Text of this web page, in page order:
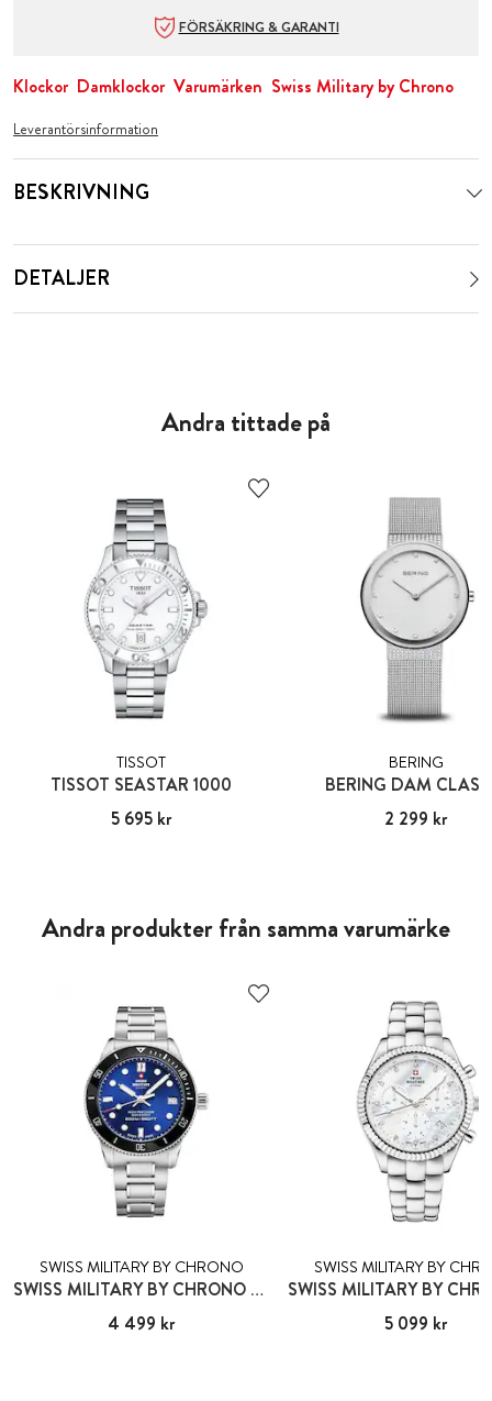
FÖRSÄKRING & GARANTI
Klockor Damklockor Varumärken Swiss Military by Chrono
Leverantörsinformation
BESKRIVNING
DETALJER
Andra tittade på
TISSOT
TISSOT SEASTAR 1000
Pris :5 695 kr
5 695 kr
BERING
BERING DAM
Pris :2 299 kr
2 299 kr
Andra produkter från samma varumärke
SWISS MILITARY BY CHRONO
SWISS MILITARY BY CHRONO LANCY
Pris:4 499 kr
4 499 kr
SWISS MILITARY BY
Pris :5 099 kr
5 099 kr